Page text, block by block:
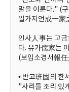
말을 이룬다." (
일가지언成一家
인사人事는 고
다. 유가儒家는
(보임소경서報
• 반고班固의 한
"사리를 조리 있